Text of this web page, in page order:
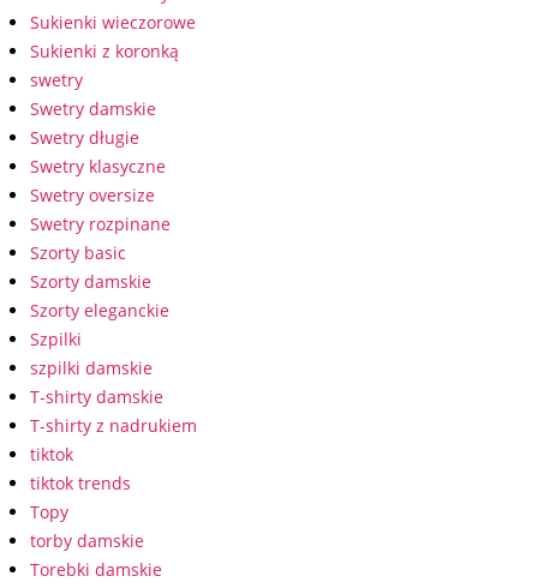
Sukienki wieczorowe
Sukienki z koronką
swetry
Swetry damskie
Swetry długie
Swetry klasyczne
Swetry oversize
Swetry rozpinane
Szorty basic
Szorty damskie
Szorty eleganckie
Szpilki
szpilki damskie
T-shirty damskie
T-shirty z nadrukiem
tiktok
tiktok trends
Topy
torby damskie
Torebki damskie